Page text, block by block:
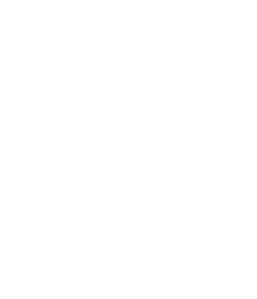
Energie bei uns
wird.
auf unserem neuen
gut und die Energie muss in
nutzen.